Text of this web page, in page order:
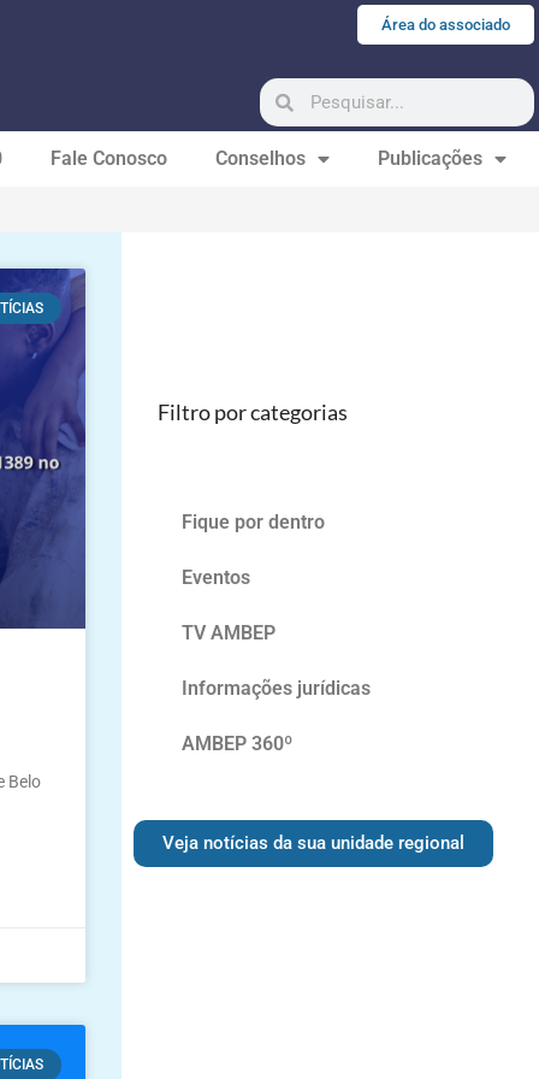
Área do associado
Fale Conosco Conselhos Publicações
Belo
Filtro por categorias
Fique por dentro
Eventos
TV AMBEP
Informações jurídicas
AMBEP 360º
Veja notícias da sua unidade regional